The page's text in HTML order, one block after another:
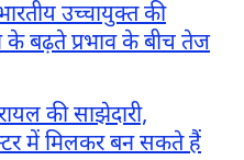
उच्चायुक्त की
के बढ़ते प्रभाव के बीच तेज
की साझेदारी,
में मिलकर बन सकते हैं